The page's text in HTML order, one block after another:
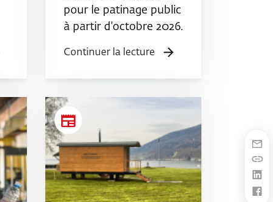
pour le patinage public
à partir d'octobre 2026.
Continuer la lecture
newspaper